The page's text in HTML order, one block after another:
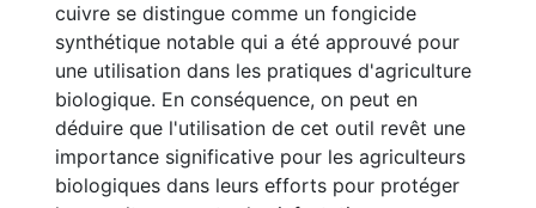
cuivre se distingue comme un fongicide
synthétique notable qui a été approuvé pour
une utilisation dans les pratiques d'agriculture
biologique. En conséquence, on peut en
déduire que l'utilisation de cet outil revêt une
importance significative pour les agriculteurs
biologiques dans leurs efforts pour protéger